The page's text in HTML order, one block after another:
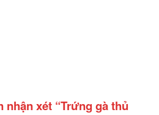
xét “Trứng gà thủ